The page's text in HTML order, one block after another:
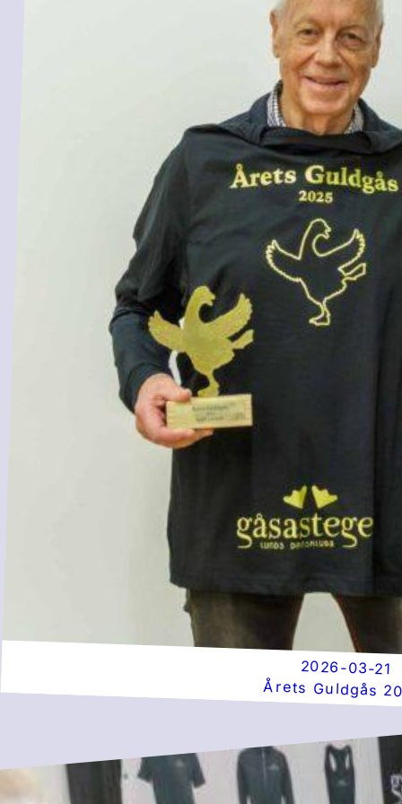
2026-03-21
Årets Guldgås